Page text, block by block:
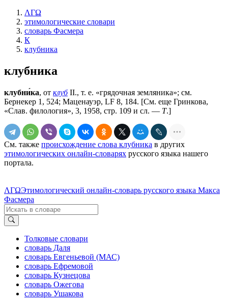
ΛΓΩ
этимологические словари
словарь Фасмера
К
клубника
клубника
клубни́ка, от клубII., т. е. «грядочная земляника»; см.
Бернекер 1, 524; Маценауэр, LF 8, 184. [См. еще Гринкова,
«Слав. филология», 3, 1958, стр. 109 и сл. — Т.]
См. также происхождение слова клубника в других
этимологических онлайн-словарях русского языка нашего
портала.
ΛΓΩЭтимологический онлайн-словарь русского языка Макса
Фасмера
Толковые словари
словарь Даля
словарь Евгеньевой (МАС)
словарь Ефремовой
словарь Кузнецова
словарь Ожегова
словарь Ушакова